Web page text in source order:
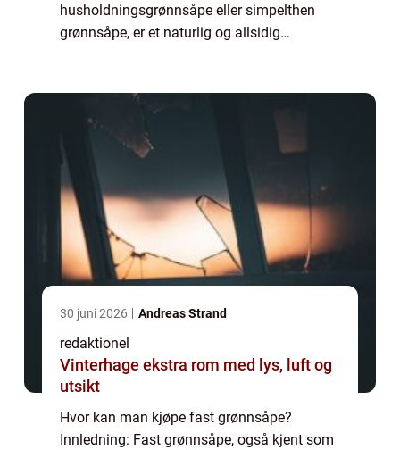
husholdningsgrønnsåpe eller simpelthen
grønnsåpe, er et naturlig og allsidig
30 juni 2026 Andreas Strand
redaktionel
Vinterhage ekstra rom med lys, luft og
utsikt
Hvor kan man kjøpe fast grønnsåpe?
Innledning: Fast grønnsåpe, også kjent som